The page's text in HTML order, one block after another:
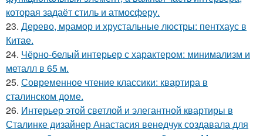
которая задаёт стиль и атмосферу.
23. Дерево, мрамор и хрустальные люстры: пентхаус в
Китае.
24. Чёрно-белый интерьер с характером: минимализм и
металл в 65 м.
25. Современное чтение классики: квартира в
сталинском доме.
26. Интерьер этой светлой и элегантной квартиры в
Сталинке дизайнер Анастасия венедчук создавала для